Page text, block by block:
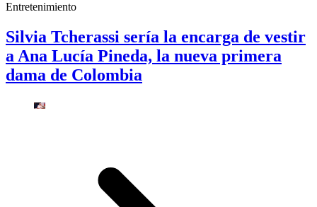
Entretenimiento
Silvia Tcherassi sería la encarga de vestir
a Ana Lucía Pineda, la nueva primera
dama de Colombia